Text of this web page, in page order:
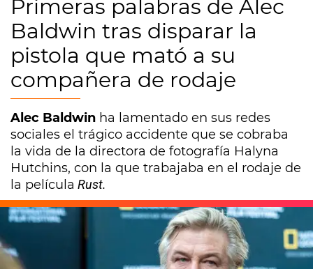
Primeras palabras de Alec
Baldwin tras disparar la
pistola que mató a su
compañera de rodaje
Alec Baldwin ha lamentado en sus redes
sociales el trágico accidente que se cobraba
la vida de la directora de fotografía Halyna
Hutchins, con la que trabajaba en el rodaje de
la película Rust.